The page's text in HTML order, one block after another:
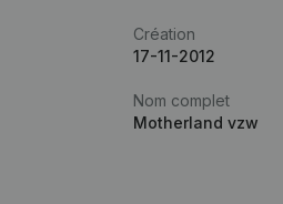
Création
17-11-2012
Nom complet
Motherland vzw